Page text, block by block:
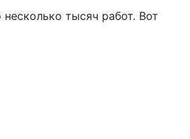
тысяч работ. Вот